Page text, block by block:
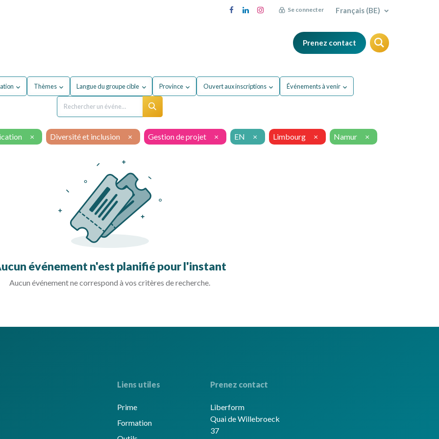
Se connecter Français (BE)
Prenez contact
Thèmes Langue du groupe cible Province Ouvert aux inscriptions Événements à venir
× Diversité et inclusion × Gestion de projet × EN × Limbourg × Namur ×
événement n'est planifié pour l'instant
Aucun événement ne correspond à vos critères de recherche.
Liens utiles
Prime
Formation
Prenez contact
Liberform
Quai de Willebroeck
37